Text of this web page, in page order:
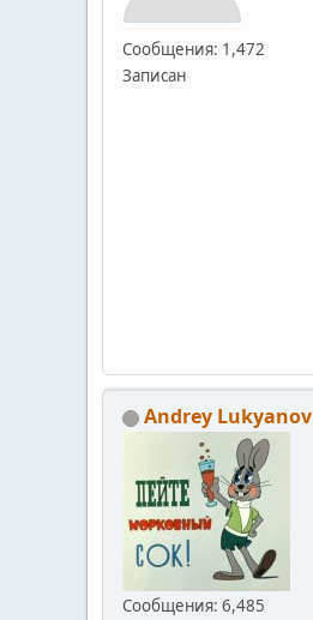
Сообщения: 1,472
Записан
Andrey Lukyanov
Сообщения: 6,485